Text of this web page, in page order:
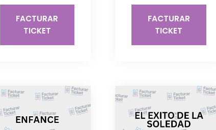
FACTURAR
TICKET
FACTURAR
TICKET